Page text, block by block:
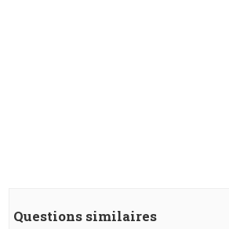
Questions similaires